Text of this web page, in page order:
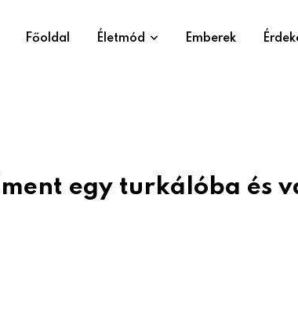
Főoldal Életmód Emberek
egy turkálóba és